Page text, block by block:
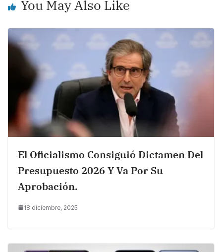
You May Also Like
El Oficialismo Consiguió Dictamen Del
Presupuesto 2026 Y Va Por Su
Aprobación.
18 diciembre, 2025